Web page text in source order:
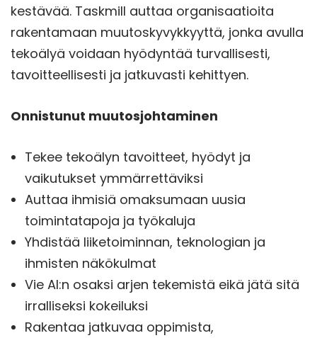
kestävää. Taskmill auttaa organisaatioita
rakentamaan muutoskyvykkyyttä, jonka avulla
tekoälyä voidaan hyödyntää turvallisesti,
tavoitteellisesti ja jatkuvasti kehittyen.
Onnistunut muutosjohtaminen
Tekee tekoälyn tavoitteet, hyödyt ja
vaikutukset ymmärrettäviksi
Auttaa ihmisiä omaksumaan uusia
toimintatapoja ja työkaluja
Yhdistää liiketoiminnan, teknologian ja
ihmisten näkökulmat
Vie AI:n osaksi arjen tekemistä eikä jätä sitä
irralliseksi kokeiluksi
Rakentaa jatkuvaa oppimista,